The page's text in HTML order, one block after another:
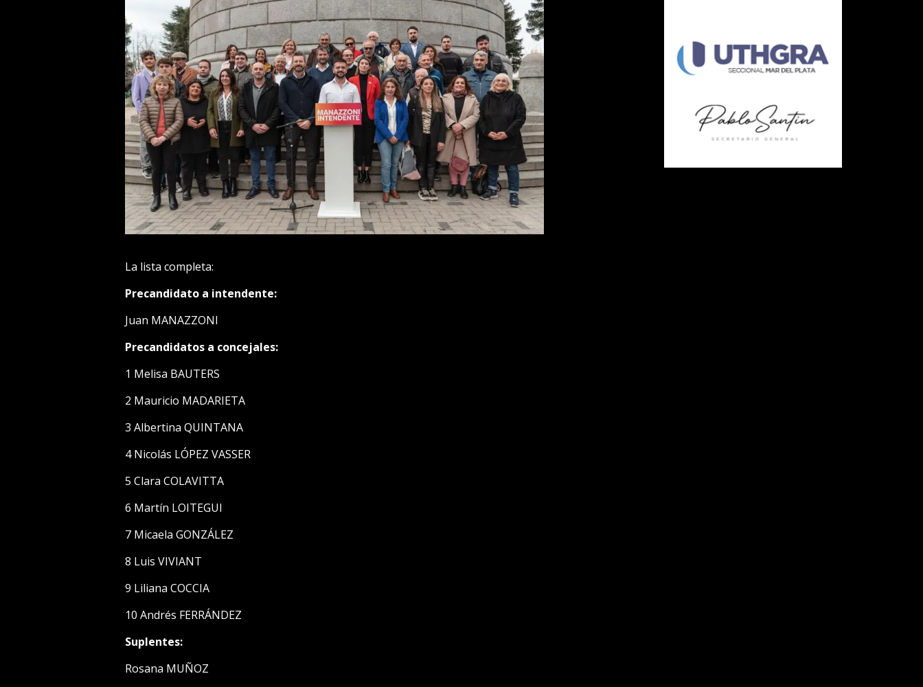
La lista completa:
Precandidato a intendente:
Juan MANAZZONI
Precandidatos a concejales:
1 Melisa BAUTERS
2 Mauricio MADARIETA
3 Albertina QUINTANA
4 Nicolás LÓPEZ VASSER
5 Clara COLAVITTA
6 Martín LOITEGUI
7 Micaela GONZÁLEZ
8 Luis VIVIANT
9 Liliana COCCIA
10 Andrés FERRÁNDEZ
Suplentes:
Rosana MUÑOZ